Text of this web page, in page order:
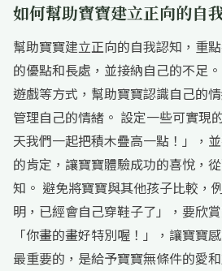
如何幫助寶寶建立正向的自
幫助寶寶建立正向的自我認知，重
的優點和長處，並接納自己的不足
遊戲等方式，幫助寶寶認識自己的
管理自己的情緒。 設定一些可實現
天我們一起把積木疊高一點！」，
的肯定，讓寶寶體驗成功的喜悅，
知。 避免將寶寶與其他孩子比較，
明，已經會自己穿鞋子了」，要欣
「你畫的畫好特別喔！」，讓寶寶
最重要的，是給予寶寶無條件的愛